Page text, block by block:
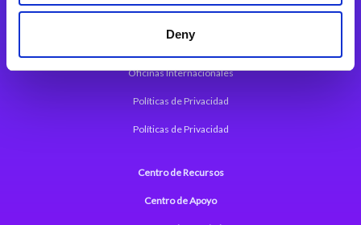
Deny
Comunicados de Prensa (Inglés)
Acerca de Magic
Oficinas Internacionales
Políticas de Privacidad
Políticas de Privacidad
Centro de Recursos
Centro de Apoyo